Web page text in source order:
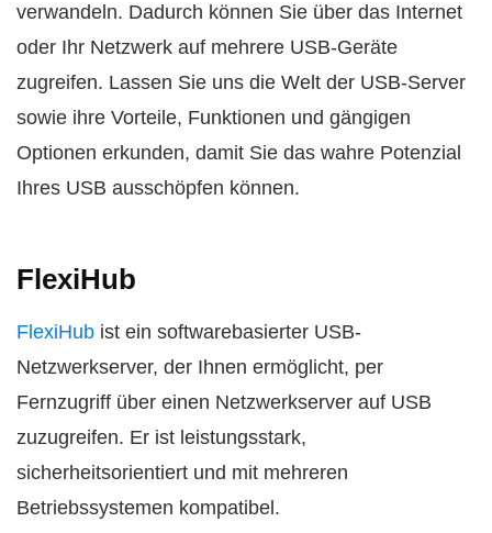
verwandeln. Dadurch können Sie über das Internet
oder Ihr Netzwerk auf mehrere USB-Geräte
zugreifen. Lassen Sie uns die Welt der USB-Server
sowie ihre Vorteile, Funktionen und gängigen
Optionen erkunden, damit Sie das wahre Potenzial
Ihres USB ausschöpfen können.
FlexiHub
FlexiHub ist ein softwarebasierter USB-
Netzwerkserver, der Ihnen ermöglicht, per
Fernzugriff über einen Netzwerkserver auf USB
zuzugreifen. Er ist leistungsstark,
sicherheitsorientiert und mit mehreren
Betriebssystemen kompatibel.